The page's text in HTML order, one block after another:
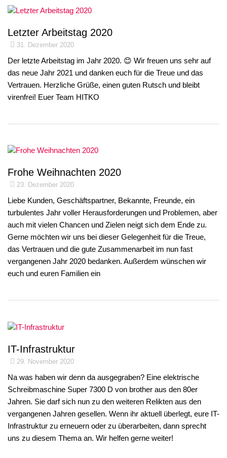
Letzter Arbeitstag 2020
31. Dezember 2020
Der letzte Arbeitstag im Jahr 2020. 😊 Wir freuen uns sehr auf
das neue Jahr 2021 und danken euch für die Treue und das
Vertrauen. Herzliche Grüße, einen guten Rutsch und bleibt
virenfrei! Euer Team HITKO
Frohe Weihnachten 2020
23. Dezember 2020
Liebe Kunden, Geschäftspartner, Bekannte, Freunde, ein
turbulentes Jahr voller Herausforderungen und Problemen, aber
auch mit vielen Chancen und Zielen neigt sich dem Ende zu.
Gerne möchten wir uns bei dieser Gelegenheit für die Treue,
das Vertrauen und die gute Zusammenarbeit im nun fast
vergangenen Jahr 2020 bedanken. Außerdem wünschen wir
euch und euren Familien ein
IT-Infrastruktur
29. November 2020
Na was haben wir denn da ausgegraben? Eine elektrische
Schreibmaschine Super 7300 D von brother aus den 80er
Jahren. Sie darf sich nun zu den weiteren Relikten aus den
vergangenen Jahren gesellen. Wenn ihr aktuell überlegt, eure IT-
Infrastruktur zu erneuern oder zu überarbeiten, dann sprecht
uns zu diesem Thema an. Wir helfen gerne weiter!